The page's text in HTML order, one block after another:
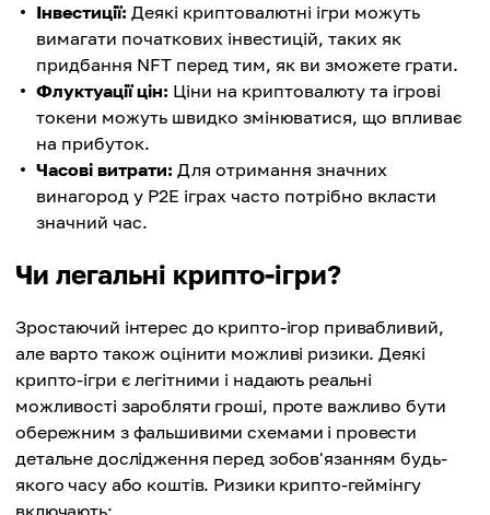
Інвестиції: Деякі криптовалютні ігри можуть
вимагати початкових інвестицій, таких як
придбання NFT перед тим, як ви зможете грати.
Флуктуації цін: Ціни на криптовалюту та ігрові
токени можуть швидко змінюватися, що впливає
на прибуток.
Часові витрати: Для отримання значних
винагород у P2E іграх часто потрібно вкласти
значний час.
Чи легальні крипто-ігри?
Зростаючий інтерес до крипто-ігор привабливий,
але варто також оцінити можливі ризики. Деякі
крипто-ігри є легітними і надають реальні
можливості заробляти гроші, проте важливо бути
обережним з фальшивими схемами і провести
детальне дослідження перед зобов'язанням будь-
якого часу або коштів. Ризики крипто-геймінгу